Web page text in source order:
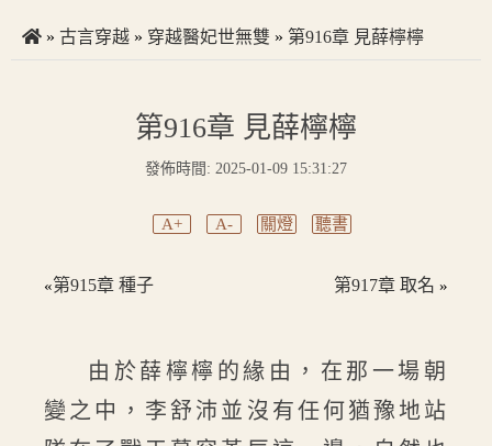
» 古言穿越 » 穿越醫妃世無雙 » 第916章 見薛檸檸
第916章 見薛檸檸
發佈時間: 2025-01-09 15:31:27
A+ A- 關燈 聽書
«第915章 種子 第917章 取名 »
由於薛檸檸的緣由，在那一場朝
變之中，李舒沛並沒有任何猶豫地站